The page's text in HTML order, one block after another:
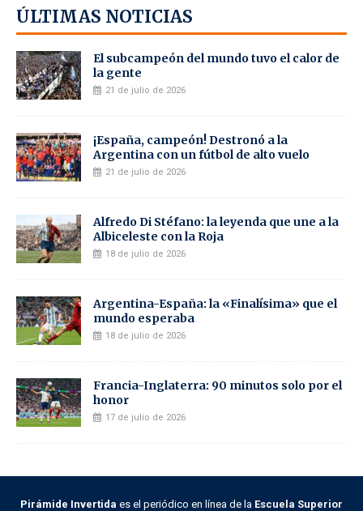
ÚLTIMAS NOTICIAS
El subcampeón del mundo tuvo el calor de
la gente
21 de julio de 2026
¡España, campeón! Destronó a la
Argentina con un fútbol de alto vuelo
21 de julio de 2026
Alfredo Di Stéfano: la leyenda que une a la
Albiceleste con la Roja
18 de julio de 2026
Argentina-España: la «Finalísima» que el
mundo esperaba
18 de julio de 2026
Francia-Inglaterra: 90 minutos solo por el
honor
17 de julio de 2026
Pirámide Invertida es el periódico en línea de la Escuela Superior